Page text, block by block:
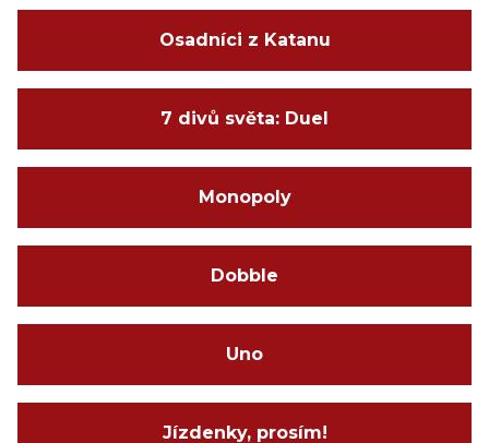
Osadníci z Katanu
7 divů světa: Duel
Monopoly
Dobble
Uno
Jízdenky, prosím!